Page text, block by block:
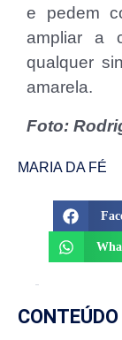
e pedem
ampliar a
qualquer
amarela.
Foto:
MARIA DA FÉ